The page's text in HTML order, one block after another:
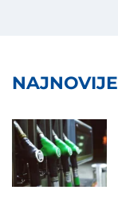
NAJNOVIJE